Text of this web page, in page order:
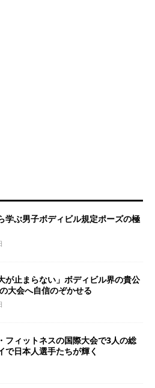
学ぶ男子ボディビル規定ポーズの極
が止まらない」ボディビル界の貴公
大会へ自信のぞかせる
フィットネスの国際大会で3人の総
日本人選手たちが輝く